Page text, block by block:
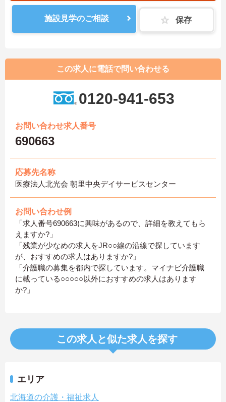
施設見学のご相談 保存
この求人に電話で問い合わせる
0120-941-653
お問い合わせ求人番号
690663
応募先名称
医療法人北光会 朝里中央デイサービスセンター
お問い合わせ例
「求人番号690663に興味があるので、詳細を教えてもら
えますか?」
「残業が少なめの求人をJR○○線の沿線で探しています
が、おすすめの求人はありますか?」
「介護職の募集を都内で探しています。マイナビ介護職
に載っている○○○○○以外におすすめの求人はあります
か?」
この求人と似た求人を探す
エリア
北海道の介護・福祉求人